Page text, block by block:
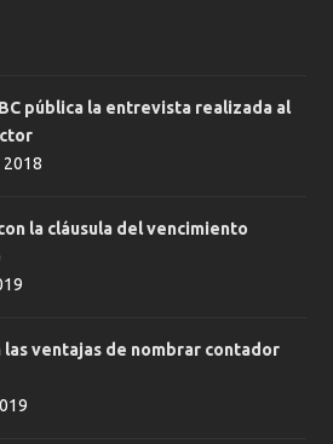
pública la entrevista realizada al
2018
la cláusula del vencimiento
las ventajas de nombrar contador